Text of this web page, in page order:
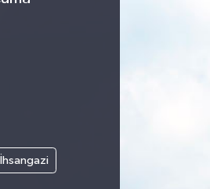
İhsangazi